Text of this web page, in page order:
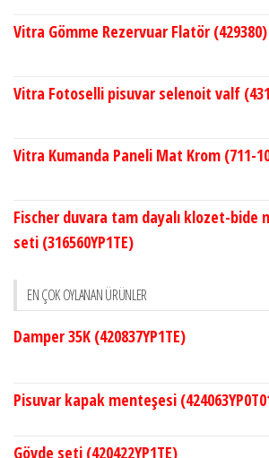
Vitra Gömme Rezervuar Flatör (429380)
Vitra Fotoselli pisuvar selenoit valf
Vitra Kumanda Paneli Mat Krom (711-
Fischer duvara tam dayalı klozet-bide
seti (316560YP1TE)
EN ÇOK OYLANAN ÜRÜNLER
Damper 35K (420837YP1TE)
Pisuvar kapak menteşesi
Gövde seti (420422YP1TE)